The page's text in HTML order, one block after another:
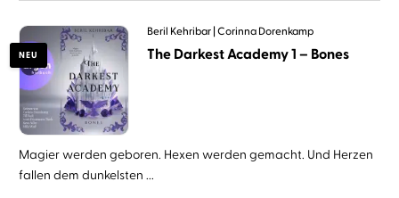
NEU
Beril Kehribar Corinna Dorenkamp
The Darkest Academy 1 – Bones
Magier werden geboren. Hexen werden gemacht. Und Herzen
fallen dem dunkelsten ...